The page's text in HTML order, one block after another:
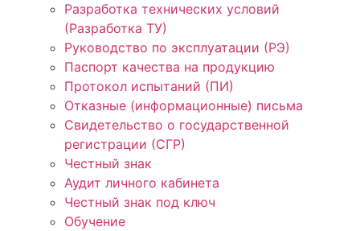
Разработка технических условий
(Разработка ТУ)
Руководство по эксплуатации (РЭ)
Паспорт качества на продукцию
Протокол испытаний (ПИ)
Отказные (информационные) письма
Свидетельство о государственной
регистрации (СГР)
Честный знак
Аудит личного кабинета
Честный знак под ключ
Обучение